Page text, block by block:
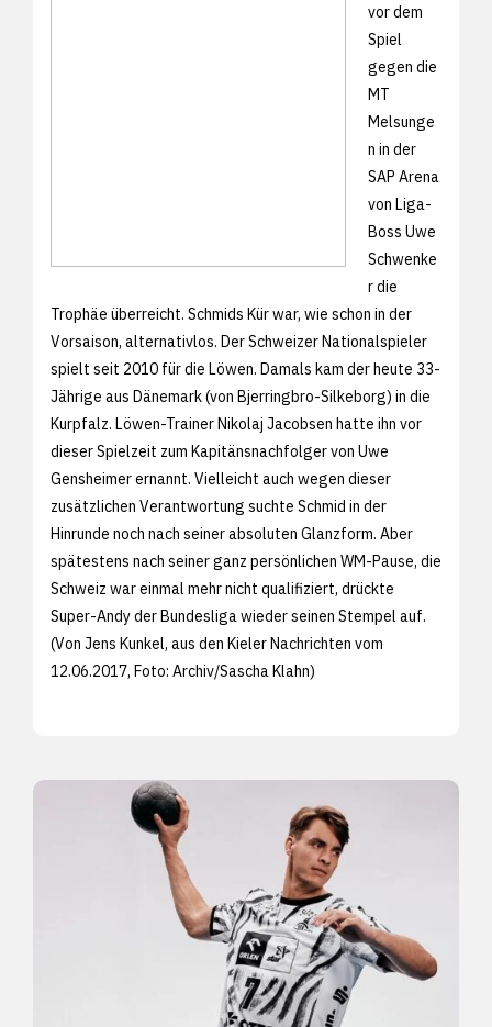
vor dem
Spiel
gegen die
MT
Melsunge
n in der
SAP Arena
von Liga-
Boss Uwe
Schwenke
r die
Trophäe überreicht. Schmids Kür war, wie schon in der
Vorsaison, alternativlos. Der Schweizer Nationalspieler
spielt seit 2010 für die Löwen. Damals kam der heute 33-
Jährige aus Dänemark (von Bjerringbro-Silkeborg) in die
Kurpfalz. Löwen-Trainer Nikolaj Jacobsen hatte ihn vor
dieser Spielzeit zum Kapitänsnachfolger von Uwe
Gensheimer ernannt. Vielleicht auch wegen dieser
zusätzlichen Verantwortung suchte Schmid in der
Hinrunde noch nach seiner absoluten Glanzform. Aber
spätestens nach seiner ganz persönlichen WM-Pause, die
Schweiz war einmal mehr nicht qualifiziert, drückte
Super-Andy der Bundesliga wieder seinen Stempel auf.
(Von Jens Kunkel, aus den Kieler Nachrichten vom
12.06.2017, Foto: Archiv/Sascha Klahn)